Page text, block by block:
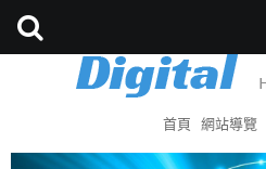
首頁 網站導覽